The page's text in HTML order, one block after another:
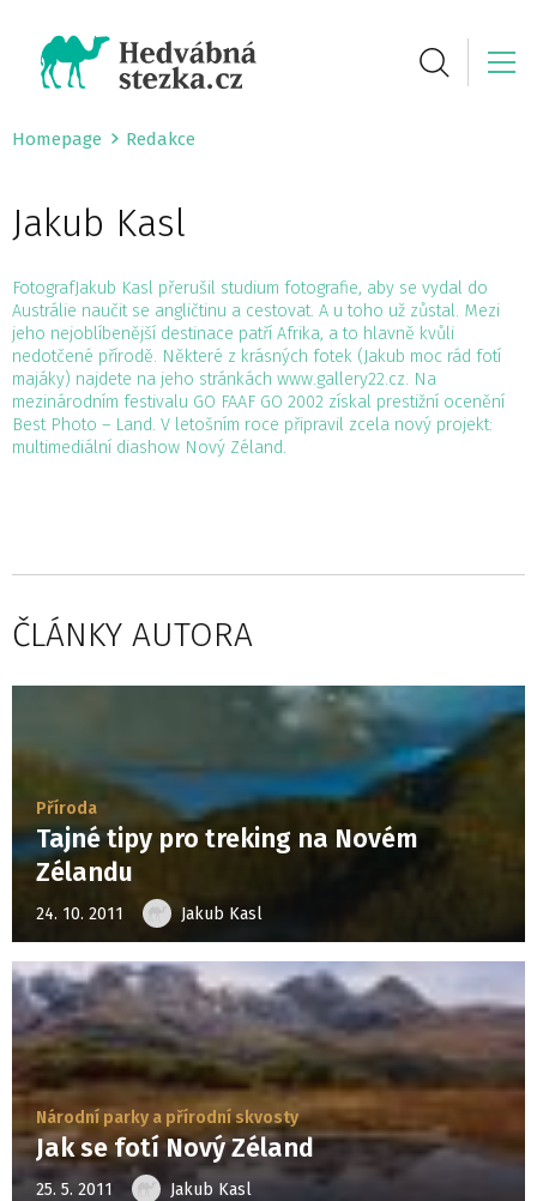
Homepage Redakce
Jakub Kasl
FotografJakub Kasl přerušil studium fotografie, aby se vydal do
Austrálie naučit se angličtinu a cestovat. A u toho už zůstal. Mezi
jeho nejoblíbenější destinace patří Afrika, a to hlavně kvůli
nedotčené přírodě. Některé z krásných fotek (Jakub moc rád fotí
majáky) najdete na jeho stránkách www.gallery22.cz. Na
mezinárodním festivalu GO FAAF GO 2002 získal prestižní ocenění
Best Photo – Land. V letošním roce připravil zcela nový projekt:
multimediální diashow Nový Zéland.
ČLÁNKY AUTORA
Příroda
Tajné tipy pro treking na Novém
Zélandu
24. 10. 2011 Jakub Kasl
Národní parky a přírodní skvosty
Jak se fotí Nový Zéland
25. 5. 2011 Jakub Kasl